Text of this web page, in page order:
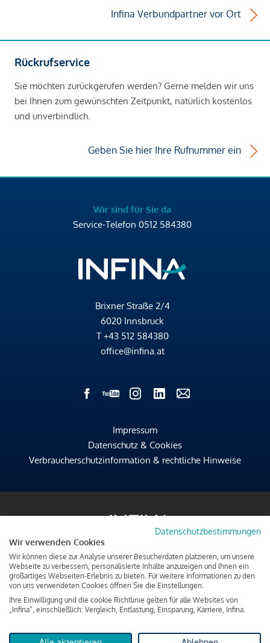
Infina Verbundpartner vor Ort
Rückrufservice
Sie möchten zurückgerufen werden? Gerne melden wir uns
bei Ihnen zum gewünschten Zeitpunkt, natürlich kostenlos
und unverbindlich.
Geben Sie hier Ihre Rufnummer ein
Wir sind für Sie da
Service-Telefon 0512 584380
Brixner Straße 2/4
6020 Innsbruck
T +43 512 584380
office@infina.at
Impressum
Datenschutz & Cookies
Verbraucherschutzinformation & rechtliche Hinweise
Datenschutzbestimmungen
Wir verwenden Cookies
Wir können diese zur Analyse unserer Besucherdaten platzieren, um unsere
Webseite zu verbessern, personalisierte Inhalte anzuzeigen und Ihnen ein
großartiges Webseiten-Erlebnis zu bieten. Für weitere Informationen zu den
von uns verwendeten Cookies öffnen Sie die Einstellungen.
Ihre Einwilligung und die cookie Richtlinie gelten für alle Websites von
„Infina“, einschließlich: Vergleich, Entlastung, Einsparung, Karriere, Infina.